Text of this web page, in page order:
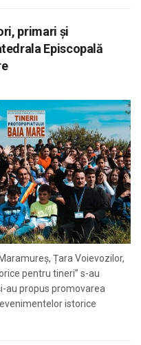
primari și
Episcopală
Țara Voievozilor,
pentru tineri” s-au
au propus promovarea
istorice